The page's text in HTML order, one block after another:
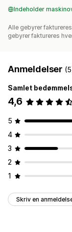
Indeholder
Alle gebyrer
gebyrer faktureres
Anmeldelser
Samlet
4,6
5
4
3
2
1
Skriv en